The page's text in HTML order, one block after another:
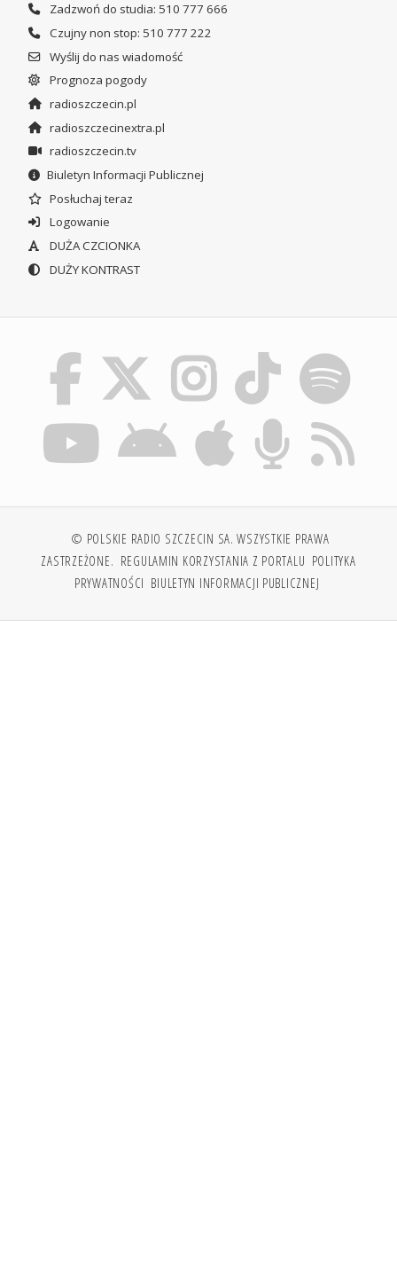
Zadzwoń do studia: 510 777 666
Czujny non stop: 510 777 222
Wyślij do nas wiadomość
Prognoza pogody
radioszczecin.pl
radioszczecinextra.pl
radioszczecin.tv
Biuletyn Informacji Publicznej
Posłuchaj teraz
Logowanie
DUŻA CZCIONKA
DUŻY KONTRAST
© POLSKIE RADIO SZCZECIN SA. WSZYSTKIE PRAWA
ZASTRZEŻONE. REGULAMIN KORZYSTANIA Z PORTALU POLITYKA
PRYWATNOŚCI BIULETYN INFORMACJI PUBLICZNEJ